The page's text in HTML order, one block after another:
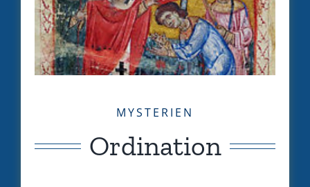
MYSTERIEN
Ordination